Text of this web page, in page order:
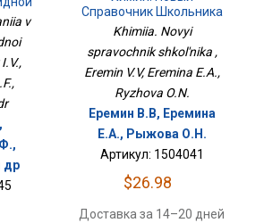
v
др
Справочник Школьника
Khimiia. Novyi
spravochnik shkol'nika ,
Eremin V.V, Eremina E.A.,
Ryzhova O.N.
Еремин В.В, Еремина
Е.А., Рыжова О.Н.
Артикул: 1504041
$26.98
Доставка за 14–20 дней